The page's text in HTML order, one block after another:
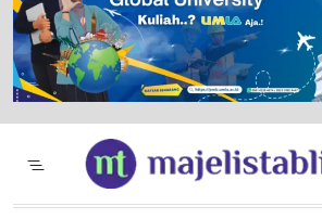
Majelis Tabligh Muhammadiyah
Syiar Dakwah Islam